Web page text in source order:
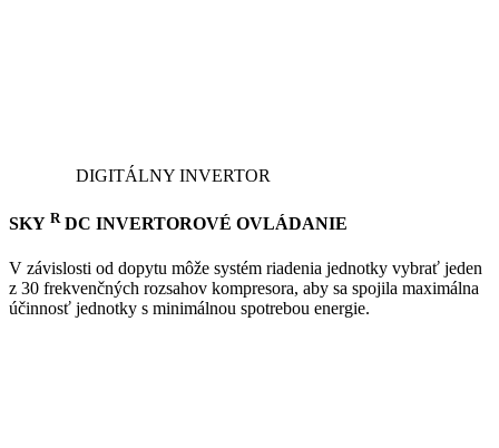
DIGITÁLNY INVERTOR
SKY RDC INVERTOROVÉ OVLÁDANIE
V závislosti od dopytu môže systém riadenia jednotky vybrať jeden
z 30 frekvenčných rozsahov kompresora, aby sa spojila maximálna
účinnosť jednotky s minimálnou spotrebou energie.